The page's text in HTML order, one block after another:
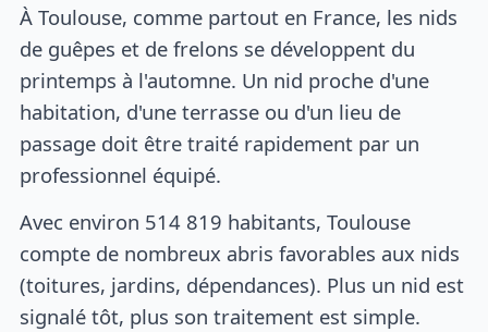
À Toulouse, comme partout en France, les nids
de guêpes et de frelons se développent du
printemps à l'automne. Un nid proche d'une
habitation, d'une terrasse ou d'un lieu de
passage doit être traité rapidement par un
professionnel équipé.
Avec environ 514 819 habitants, Toulouse
compte de nombreux abris favorables aux nids
(toitures, jardins, dépendances). Plus un nid est
signalé tôt, plus son traitement est simple.